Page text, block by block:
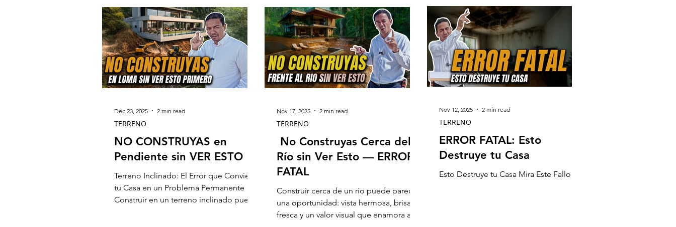
NO CONSTRUYAS en
Pendiente sin VER ESTO
Terreno Inclinado: El Error que Convierte
tu Casa en un Problema Permanente
Construir en un terreno inclinado puede
TERRENO
Dec 23, 2025 2 min read
No Construyas Cerca del
Río sin Ver Esto — ERROR
FATAL
Construir cerca de un río puede parecer
una oportunidad: vista hermosa, brisa
fresca y un valor visual que enamora a
TERRENO
Nov 17, 2025 2 min read
ERROR FATAL: Esto
Destruye tu Casa
Esto Destruye tu Casa Mira Este Fallo
TERRENO
Nov 12, 2025 2 min read